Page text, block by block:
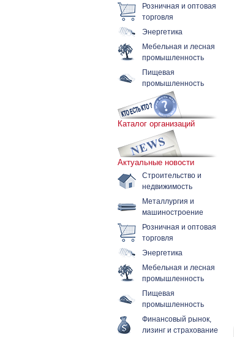
Розничная и оптовая
торговля
Энергетика
Мебельная и лесная
промышленность
Пищевая
промышленность
Каталог организаций
Актуальные новости
Строительство и
недвижимость
Металлургия и
машиностроение
Розничная и оптовая
торговля
Энергетика
Мебельная и лесная
промышленность
Пищевая
промышленность
Финансовый рынок,
лизинг и страхование